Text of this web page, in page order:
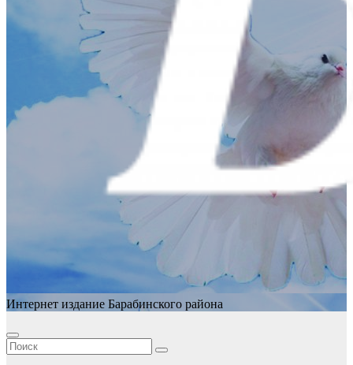
Интернет издание Барабинского района